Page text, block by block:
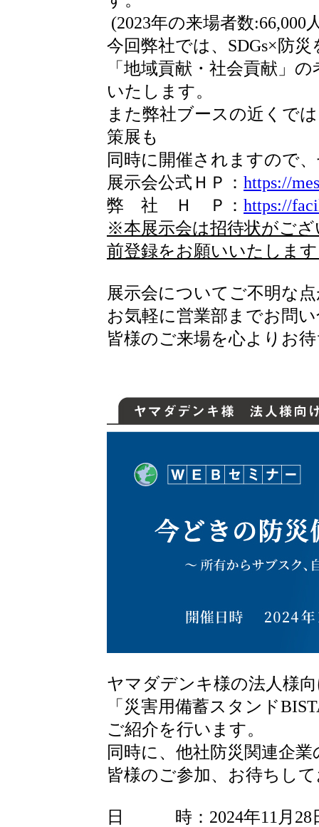
(2023年の来場者数:66,000
今回弊社では、SDGs×防
「地域貢献・社会貢献」
いたします。
また弊社ブースの近くで
策展も
同時に開催されますので
展示会公式ＨＰ： https://
弊 社 Ｈ Ｐ： https://
※本展示会は招待状がご
前登録をお願いいたしま
展示会についてご不明な
お気軽に営業部までお問
皆様のご来場を心よりお
ヤマダデンキ様の法人様
「災害用備蓄スタンド
ご紹介を行います。
同時に、他社防災関連企
皆様のご参加、お待ちし
日 時：2024年11月28日